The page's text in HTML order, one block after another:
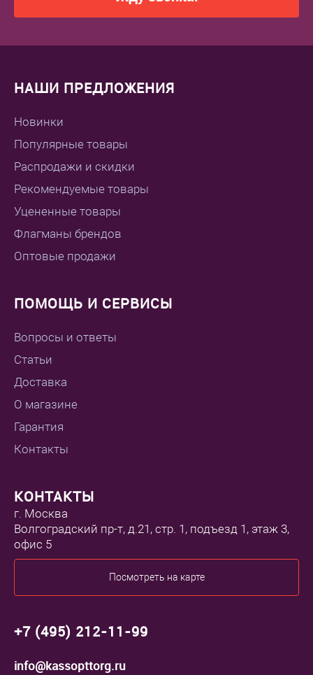
НАШИ ПРЕДЛОЖЕНИЯ
Новинки
Популярные товары
Распродажи и скидки
Рекомендуемые товары
Уцененные товары
Флагманы брендов
Оптовые продажи
ПОМОЩЬ И СЕРВИСЫ
Вопросы и ответы
Статьи
Доставка
О магазине
Гарантия
Контакты
КОНТАКТЫ
г. Москва
Волгоградский пр-т, д.21, стр. 1, подъезд 1, этаж 3,
офис 5
Посмотреть на карте
+7 (495) 212-11-99
info@kassopttorg.ru